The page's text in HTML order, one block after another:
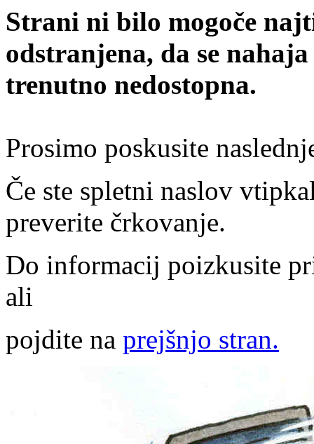
Strani ni bilo mogoče
odstranjena, da se
trenutno nedostopna.
Prosimo poskusite
Če ste spletni naslov
preverite črkovanje.
Do informacij poizkusite
ali
pojdite na prejšnjo stran.